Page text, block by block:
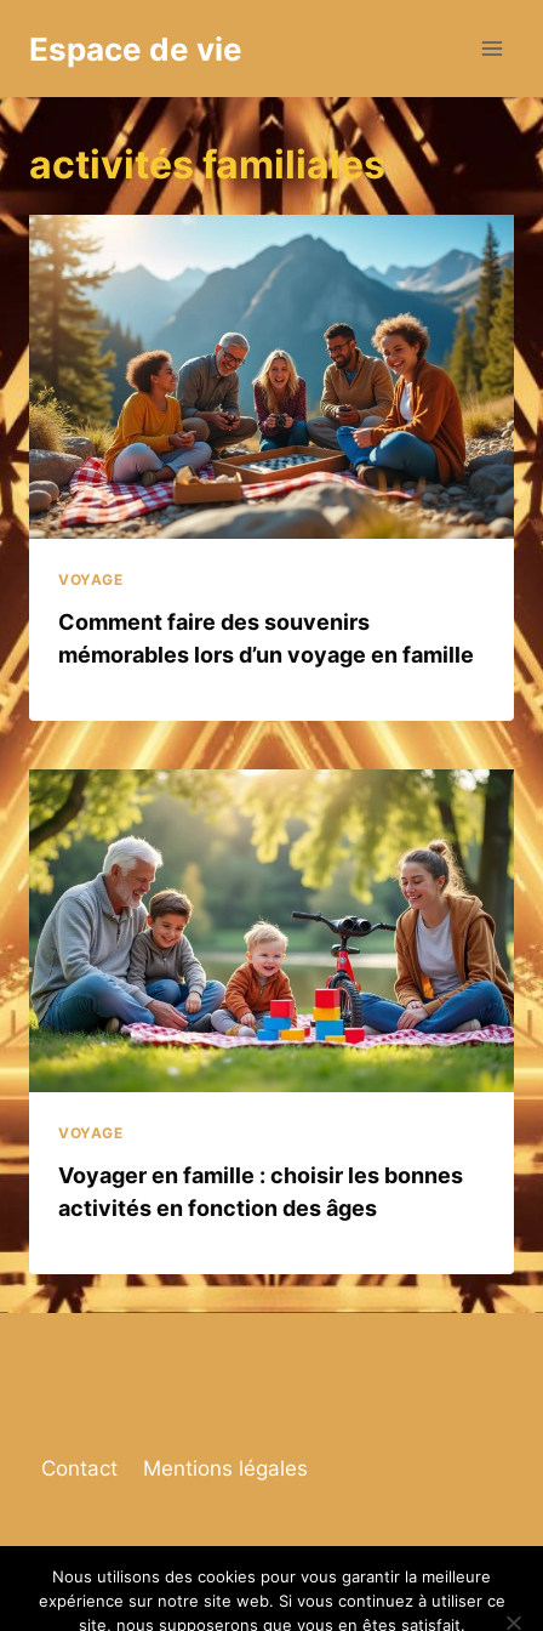
Espace de vie
activités familiales
VOYAGE
Comment faire des souvenirs
mémorables lors d’un voyage en famille
VOYAGE
Voyager en famille : choisir les bonnes
activités en fonction des âges
Contact Mentions légales
© 2026 Espace de vie
Nous utilisons des cookies pour vous garantir la meilleure
expérience sur notre site web. Si vous continuez à utiliser ce
site, nous supposerons que vous en êtes satisfait.